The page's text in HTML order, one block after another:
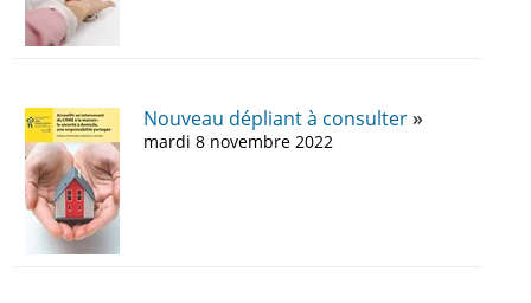
Nouveau dépliant à consulter
mardi 8 novembre 2022